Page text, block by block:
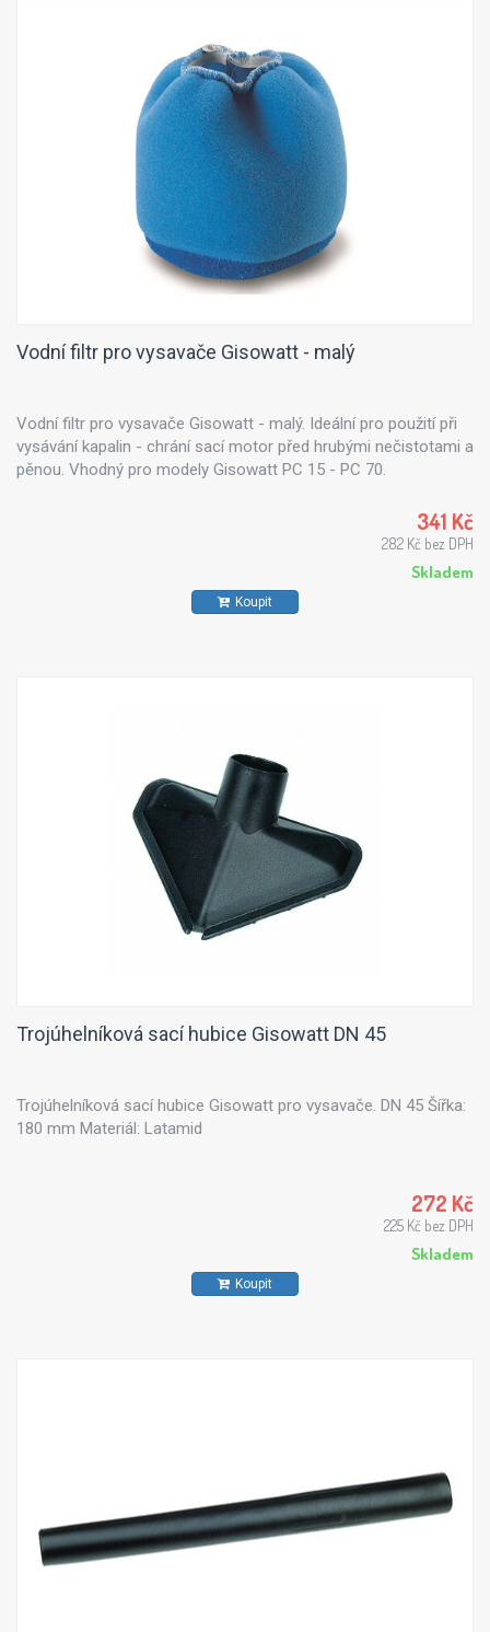
Vodní filtr pro vysavače Gisowatt - malý
Vodní filtr pro vysavače Gisowatt - malý. Ideální pro použití při
vysávání kapalin - chrání sací motor před hrubými nečistotami a
pěnou. Vhodný pro modely Gisowatt PC 15 - PC 70.
341 Kč
282 Kč bez DPH
Skladem
Koupit
Trojúhelníková sací hubice Gisowatt DN 45
Trojúhelníková sací hubice Gisowatt pro vysavače. DN 45 Šířka:
180 mm Materiál: Latamid
272 Kč
225 Kč bez DPH
Skladem
Koupit